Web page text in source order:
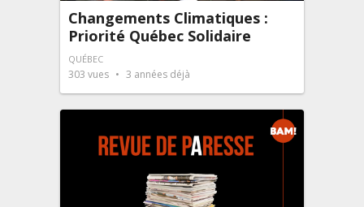
Changements Climatiques :
Priorité Québec Solidaire
QUÉBEC
303 vues 3 années déjà